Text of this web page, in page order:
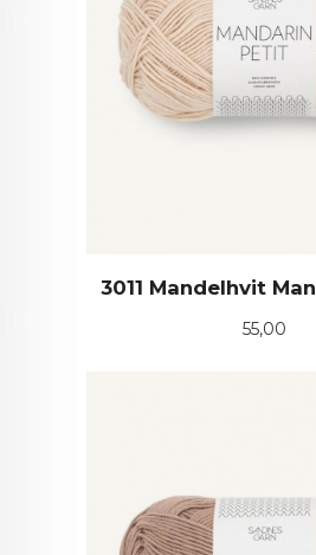
3011 Mandelhvit
Pris
55,00